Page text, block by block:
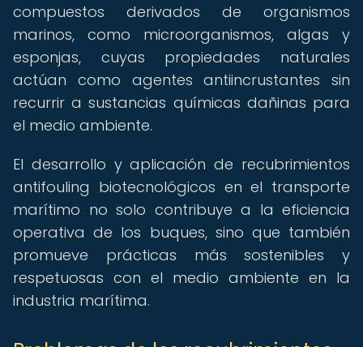
compuestos derivados de organismos
marinos, como microorganismos, algas y
esponjas, cuyas propiedades naturales
actúan como agentes antiincrustantes sin
recurrir a sustancias químicas dañinas para
el medio ambiente.
El desarrollo y aplicación de recubrimientos
antifouling biotecnológicos en el transporte
marítimo no solo contribuye a la eficiencia
operativa de los buques, sino que también
promueve prácticas más sostenibles y
respetuosas con el medio ambiente en la
industria marítima.